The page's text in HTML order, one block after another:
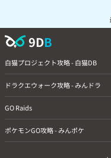
9DB
白猫プロジェクト攻略 - 白猫DB
ドラクエウォーク攻略 - みんドラ
GO Raids
ポケモンGO攻略 - みんポケ